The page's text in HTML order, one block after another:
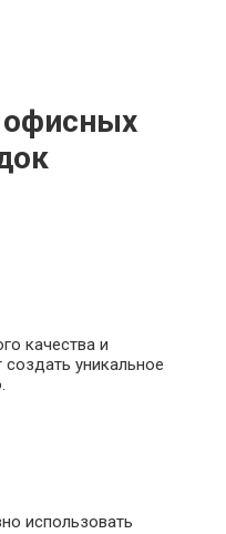
качества и
уникальное
использовать